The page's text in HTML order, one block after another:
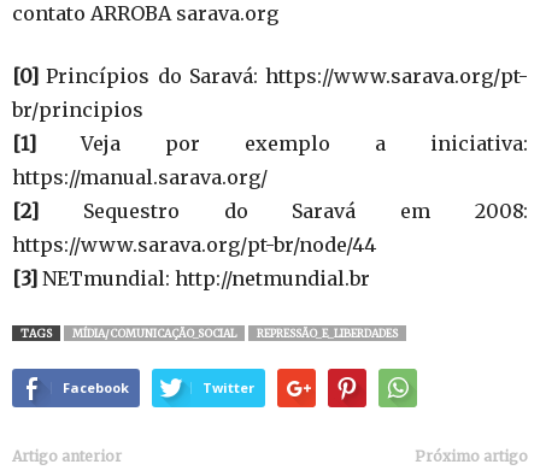
contato ARROBA sarava.org
[0] Princípios do Saravá: https://www.sarava.org/pt-
br/principios
[1]
Veja por exemplo a iniciativa:
https://manual.sarava.org/
[2]
Sequestro do Saravá em 2008:
https://www.sarava.org/pt-br/node/44
[3] NETmundial: http://netmundial.br
TAGS MÍDIA/COMUNICAÇÃO_SOCIAL REPRESSÃO_E_LIBERDADES
Facebook Twitter
Artigo anterior Próximo artigo